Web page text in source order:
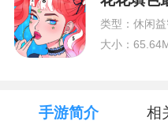
类型：休闲益
大小：
手游简介 相